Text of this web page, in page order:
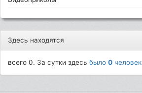
Здесь находятся
всего 0. За сутки здесьбыло0 человек